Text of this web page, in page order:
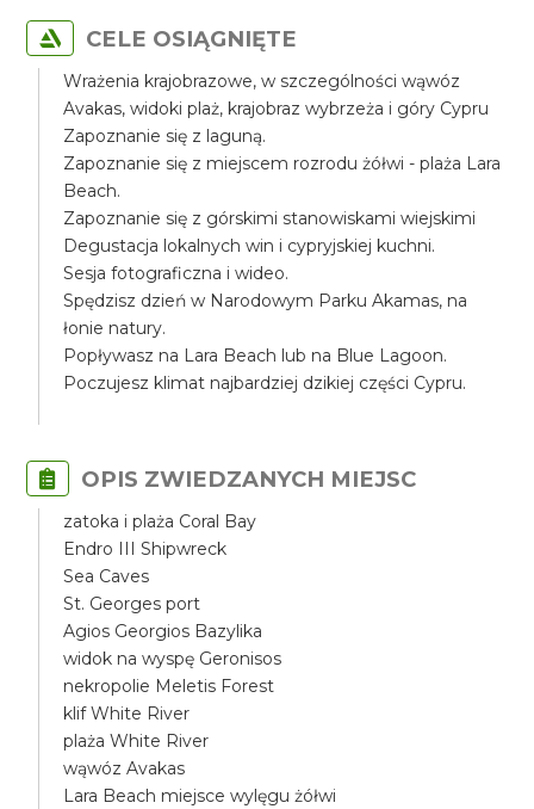
CELE OSIĄGNIĘTE
Wrażenia krajobrazowe, w szczególności wąwóz
Avakas, widoki plaż, krajobraz wybrzeża i góry Cypru
Zapoznanie się z laguną.
Zapoznanie się z miejscem rozrodu żółwi - plaża Lara
Beach.
Zapoznanie się z górskimi stanowiskami wiejskimi
Degustacja lokalnych win i cypryjskiej kuchni.
Sesja fotograficzna i wideo.
Spędzisz dzień w Narodowym Parku Akamas, na
łonie natury.
Popływasz na Lara Beach lub na Blue Lagoon.
Poczujesz klimat najbardziej dzikiej części Cypru.
OPIS ZWIEDZANYCH MIEJSC
zatoka i plaża Coral Bay
Endro III Shipwreck
Sea Caves
St. Georges port
Agios Georgios Bazylika
widok na wyspę Geronisos
nekropolie Meletis Forest
klif White River
plaża White River
wąwóz Avakas
Lara Beach miejsce wylęgu żółwi